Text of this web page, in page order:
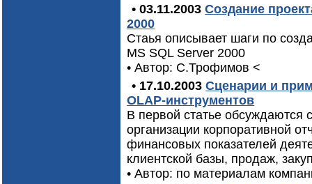
• 03.11.2003 Создание
2000
Стаья описывает шаги по
MS SQL Server 2000
• Автор: С.Трофимов <
• 17.10.2003 Сценарии и
OLAP-инструментов
В первой статье обсуждаются
организации корпоративной
финансовых показателей
клиентской базы, продаж,
• Автор: по материалам